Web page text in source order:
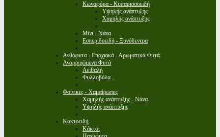
Κωνοφόρα - Κυπαρισσοειδή
Υψηλής ανάπτυξης
Χαμηλής ανάπτυξης
Μίνι - Νάνα
Εσπεριδοειδή - Ξυνόδεντρα
Ανθόφυτα - Εποχιακά - Αρωματικά Φυτά
Αναρριχώμενα Φυτά
Αειθαλή
Φυλλοβόλα
Φοίνικες - Χαμαίρωπες
Χαμηλής ανάπτυξης - Νάνα
Υψηλής ανάπτυξης
Κακτοειδή
Κάκτοι